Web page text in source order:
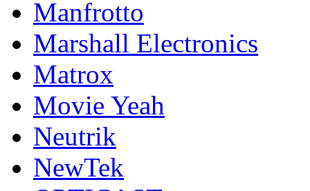
Manfrotto
Marshall Electronics
Matrox
Movie Yeah
Neutrik
NewTek